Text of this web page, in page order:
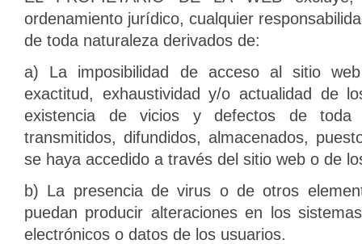
ordenamiento jurídico, cualquier
de toda naturaleza derivados de:
a) La imposibilidad de acceso al sitio
exactitud, exhaustividad y/o actualidad de
existencia de vicios y defectos de toda
transmitidos, difundidos, almacenados,
se haya accedido a través del sitio web o de
b) La presencia de virus o de otros
puedan producir alteraciones en los
electrónicos o datos de los usuarios.